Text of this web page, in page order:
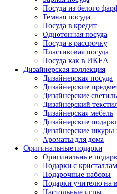
Посуда из белого
Темная посуда
Посуда в кредит
Однотонная посуда
Посуда в рассрочку
Пластиковая посуда
Посуда как в ИКЕА
Дизайнерская коллекция
Дизайнерская посуда
Дизайнерские
Дизайнерские
Дизайнерский
Дизайнерская мебель
Дизайнерские
Дизайнерские шкуры
Ароматы для дома
Оригинальные подарки
Оригинальные
Подарки с
Подарочные наборы
Подарки учителю на
Настольные игры